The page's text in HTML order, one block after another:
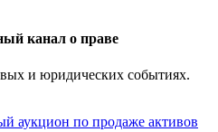
канал о праве
и юридических событиях.
аукцион по продаже активов